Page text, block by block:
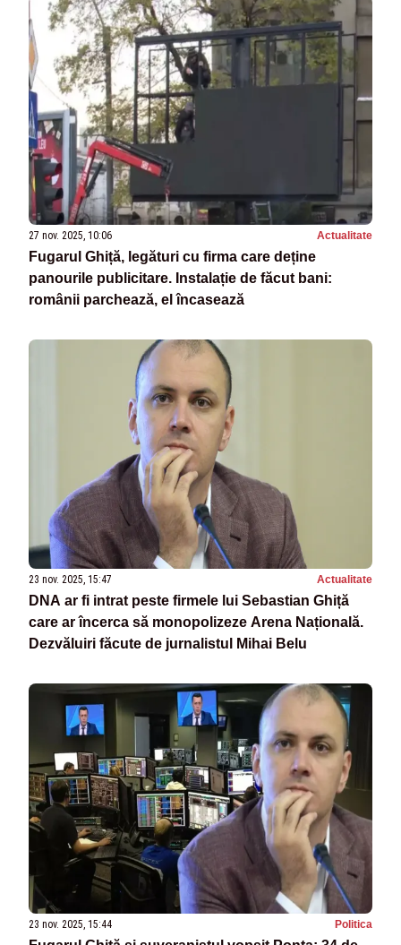
27 nov. 2025, 10:06 Actualitate
Fugarul Ghiță, legături cu firma care deține
panourile publicitare. Instalație de făcut bani:
românii parchează, el încasează
23 nov. 2025, 15:47 Actualitate
DNA ar fi intrat peste firmele lui Sebastian Ghiță
care ar încerca să monopolizeze Arena Națională.
Dezvăluiri făcute de jurnalistul Mihai Belu
23 nov. 2025, 15:44 Politica